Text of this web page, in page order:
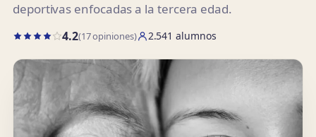
deportivas enfocadas a la tercera edad.
4.2(17 opiniones) 2.541 alumnos